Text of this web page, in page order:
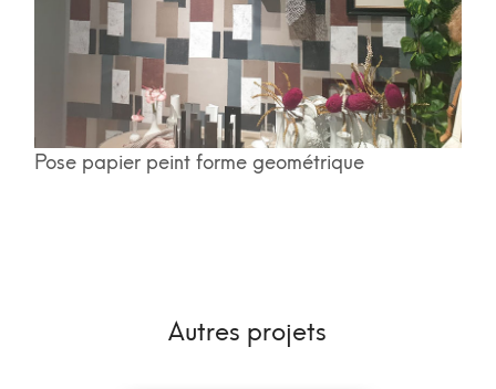
Pose papier peint forme geométrique
Autres projets